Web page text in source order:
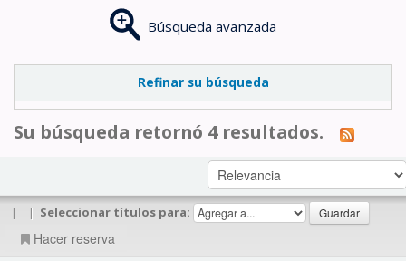
Búsqueda avanzada
Refinar su búsqueda
Su búsqueda retornó 4 resultados.
| | Seleccionar títulos para:
Hacer reserva